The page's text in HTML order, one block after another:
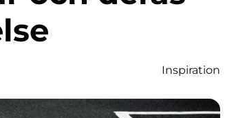
Inspiration